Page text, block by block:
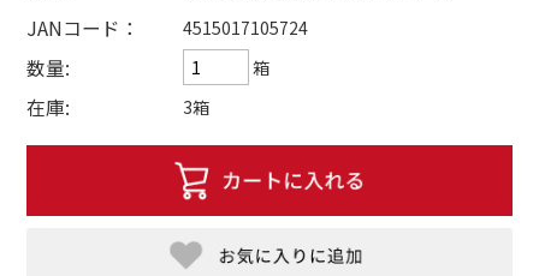
JANコード： 4515017105724
数量: 箱
在庫: 3箱